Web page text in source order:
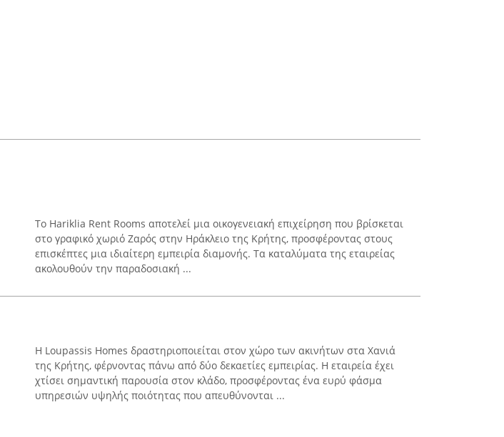
Το Hariklia Rent Rooms αποτελεί μια οικογενειακή επιχείρηση που βρίσκεται
στο γραφικό χωριό Ζαρός στην Ηράκλειο της Κρήτης, προσφέροντας στους
επισκέπτες μια ιδιαίτερη εμπειρία διαμονής. Τα καταλύματα της εταιρείας
ακολουθούν την παραδοσιακή ...
H Loupassis Homes δραστηριοποιείται στον χώρο των ακινήτων στα Χανιά
της Κρήτης, φέρνοντας πάνω από δύο δεκαετίες εμπειρίας. Η εταιρεία έχει
χτίσει σημαντική παρουσία στον κλάδο, προσφέροντας ένα ευρύ φάσμα
υπηρεσιών υψηλής ποιότητας που απευθύνονται ...